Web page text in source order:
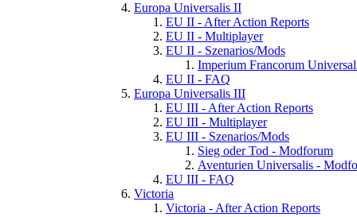
Europa Universalis II
EU II - After Action Reports
EU II - Multiplayer
EU II - Szenarios/Mods
Imperium Francorum
EU II - FAQ
Europa Universalis III
EU III - After Action Reports
EU III - Multiplayer
EU III - Szenarios/Mods
Sieg oder Tod - Modforum
Aventurien Universalis -
EU III - FAQ
Victoria
Victoria - After Action Reports